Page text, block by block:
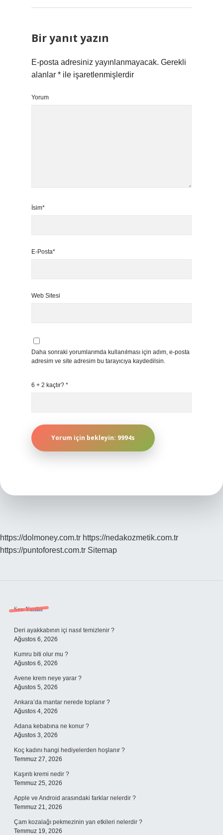
Bir yanıt yazın
E-posta adresiniz yayınlanmayacak. Gerekli
alanlar * ile işaretlenmişlerdir
Yorum
İsim*
E-Posta*
Web Sitesi
Daha sonraki yorumlarımda kullanılması için adım, e-posta
adresim ve site adresim bu tarayıcıya kaydedilsin.
6 + 2 kaçtır? *
https://dolmoney.com.tr https://nedakozmetik.com.tr
https://puntoforest.com.tr Sitemap
Sidebar
Son Yazılar
Deri ayakkabının içi nasıl temizlenir ?
Ağustos 6, 2026
Kumru biti olur mu ?
Ağustos 6, 2026
Avene krem neye yarar ?
Ağustos 5, 2026
Ankara’da mantar nerede toplanır ?
Ağustos 4, 2026
Adana kebabına ne konur ?
Ağustos 3, 2026
Koç kadını hangi hediyelerden hoşlanır ?
Temmuz 27, 2026
Kaşıntı kremi nedir ?
Temmuz 25, 2026
Apple ve Android arasındaki farklar nelerdir ?
Temmuz 21, 2026
Çam kozalağı pekmezinin yan etkileri nelerdir ?
Temmuz 19, 2026